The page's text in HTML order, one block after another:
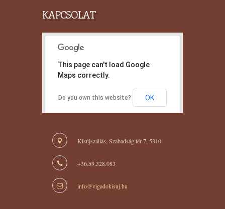
KAPCSOLAT
This page can't load Google
Maps correctly.
Do you own this website? OK
Kisújszállás, Szabadság tér 7, 5310
+36.59.328.083
info@vigadokisuj.hu